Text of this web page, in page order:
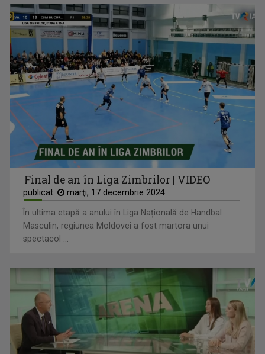
Final de an în Liga Zimbrilor | VIDEO
publicat: marţi, 17 decembrie 2024
În ultima etapă a anului în Liga Națională de Handbal
Masculin, regiunea Moldovei a fost martora unui
spectacol ...